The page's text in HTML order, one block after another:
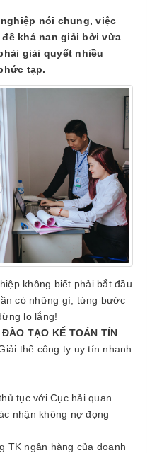
nói chung, việc
khá nan giải bởi vừa
giải quyết nhiều
tạp.
không biết phải bắt đầu
có những gì, từng bước
lo lắng!
TẠO KẾ TOÁN TÍN
thể công ty uy tín nhanh
tục với Cục hải quan
nhận không nợ đọng
TK ngân hàng của doanh